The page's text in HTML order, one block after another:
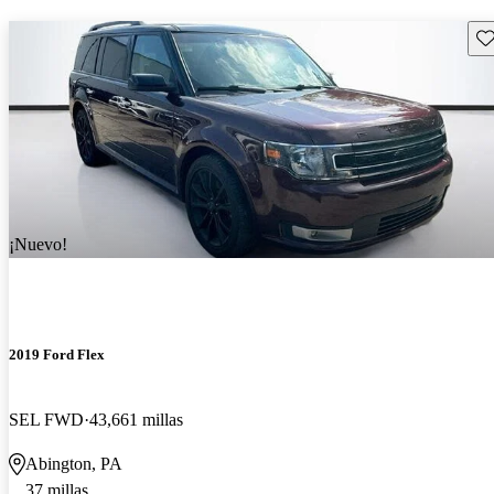
¡Nuevo!
2019 Ford Flex
SEL FWD 43,661 millas
Abington, PA